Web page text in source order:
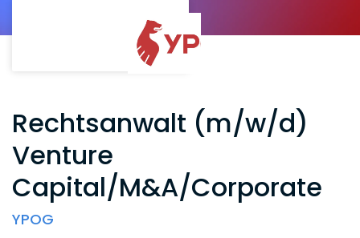
Rechtsanwalt (m/w/d)
Venture
Capital/M&A/Corporate
YPOG